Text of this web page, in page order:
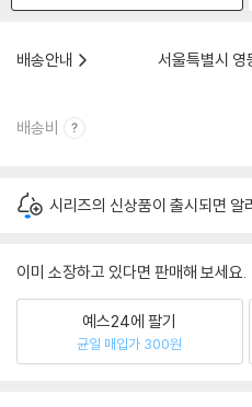
배송안내
서울특별시 영
배송비
시리즈의 신상품이 출시되면 알
이미 소장하고 있다면 판매해 보세요.
예스24에 팔기
균일 매입가 300원